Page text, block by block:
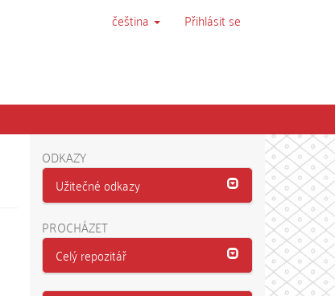
čeština Přihlásit se
ODKAZY
Užitečné odkazy
PROCHÁZET
Celý repozitář